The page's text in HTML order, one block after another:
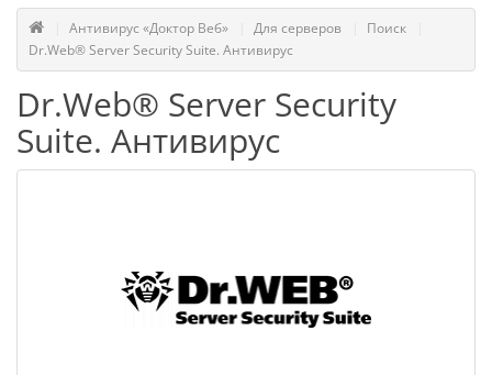
Антивирус «Доктор Веб» Для серверов
Поиск
Dr.Web® Server Security Suite. Антивирус
Dr.Web® Server Security
Suite. Антивирус